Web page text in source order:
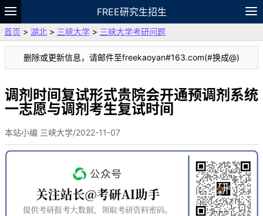
FREE研究生招生
题库
故事 专题 APP 笔记
VIP
资料
首页 > 湖北 > 三峡大学 > 三峡大学考研问题
删除或更新信息，请邮件至freekaoyan#163.com(#换成@)
调剂时间复试形式贵院会开通预调剂系统
一志愿与调剂考生复试时间
本站小编 三峡大学/2022-11-07